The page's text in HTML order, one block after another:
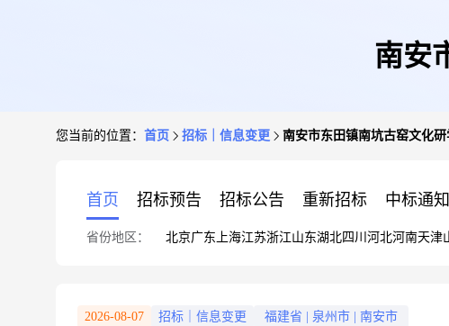
南安
您当前的位置： 首页 招标｜信息变更 南安市东田镇南坑古窑文化研
首页 招标预告 招标公告 重新招标 中标通知
省份地区： 北京广东 上海江苏浙江山东湖北四川 河北河南天津
2026-08-07 招标｜信息变更 福建省 泉州市 南安市